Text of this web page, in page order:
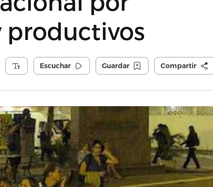
productivos
Escuchar Guardar Compartir